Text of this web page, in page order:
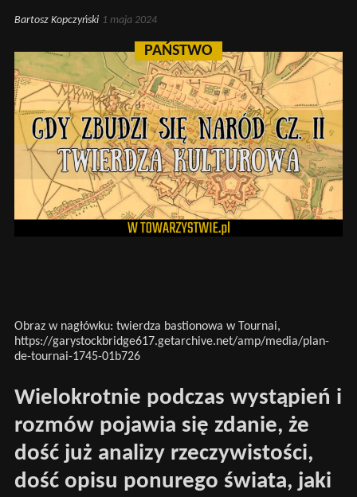
Bartosz Kopczyński 1 maja 2024
PAŃSTWO
Obraz w nagłówku: twierdza bastionowa w Tournai,
https://garystockbridge617.getarchive.net/amp/media/plan-
de-tournai-1745-01b726
Wielokrotnie podczas wystąpień i
rozmów pojawia się zdanie, że
dość już analizy rzeczywistości,
dość opisu ponurego świata, jaki